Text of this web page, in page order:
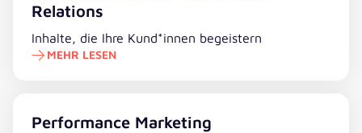
Relations
Inhalte, die Ihre Kund*innen begeistern
MEHR LESEN
Performance Marketing
Mehr lesen